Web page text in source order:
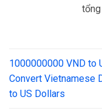
tổng
1000000000 VND to
Convert Vietnamese
to US Dollars